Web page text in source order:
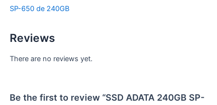
SP-650 de 240GB
Reviews
There are no reviews yet.
Be the first to review “SSD ADATA 240GB SP-